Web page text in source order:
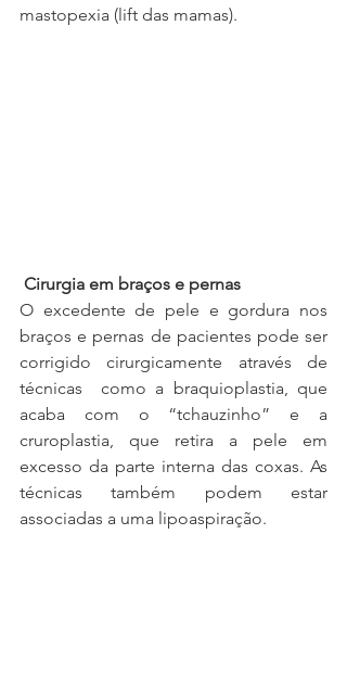
mastopexia (lift das mamas).
Cirurgia em braços e pernas
O excedente de pele e gordura nos
braços e pernas de pacientes pode ser
corrigido cirurgicamente através de
técnicas  como a braquioplastia, que
acaba com o “tchauzinho” e a
cruroplastia, que retira a pele em
excesso da parte interna das coxas. As
técnicas também podem estar
associadas a uma lipoaspiração.